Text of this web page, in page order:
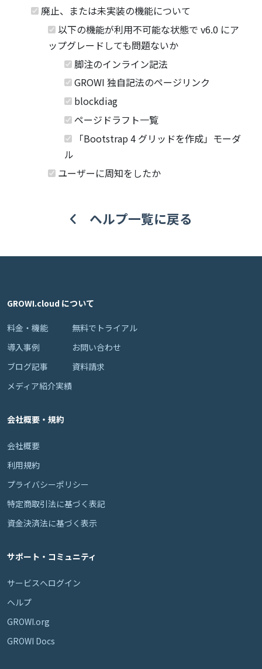
廃止、または未実装の機能について
以下の機能が利用不可能な状態で v6.0 にア
ップグレードしても問題ないか
脚注のインライン記法
GROWI 独自記法のページリンク
blockdiag
ページドラフト一覧
「Bootstrap 4 グリッドを作成」モーダ
ル
ユーザーに周知をしたか
ヘルプ一覧に戻る
GROWI.cloud について
料金・機能
導入事例
ブログ記事
メディア紹介実績
無料でトライアル
お問い合わせ
資料請求
会社概要・規約
会社概要
利用規約
プライバシーポリシー
特定商取引法に基づく表記
資金決済法に基づく表示
サポート・コミュニティ
サービスへログイン
ヘルプ
GROWI.org
GROWI Docs